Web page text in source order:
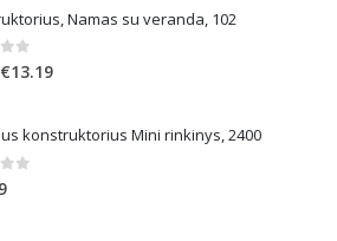
Namas su veranda, 102
of 5
Original
€21.99.
€13.19Current
€13.19.
konstruktorius Mini rinkinys, 2400
of 5